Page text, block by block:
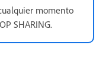
momento
SHARING.